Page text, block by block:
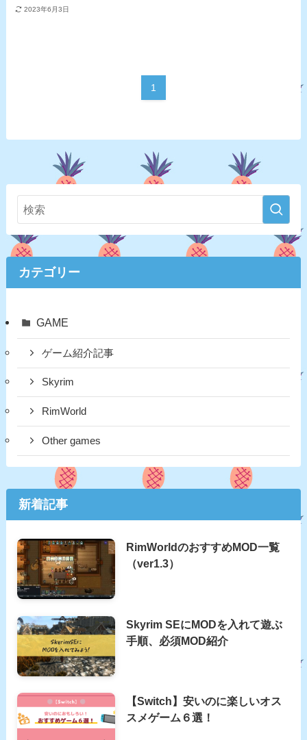
2023年6月3日
1
カテゴリー
GAME
ゲーム紹介記事
Skyrim
RimWorld
Other games
新着記事
RimWorldのおすすめMOD一覧
（ver1.3）
Skyrim SEにMODを入れて遊ぶ
手順、必須MOD紹介
【Switch】安いのに楽しいオス
スメゲーム６選！